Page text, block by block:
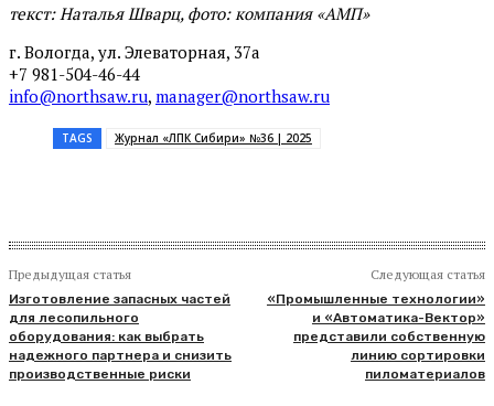
текст: Наталья Шварц, фото: компания «АМП»
г. Вологда, ул. Элеваторная, 37а
+7 981-504-46-44
info@northsaw.ru, manager@northsaw.ru
TAGS Журнал «ЛПК Сибири» №36 | 2025
Предыдущая статья
Изготовление запасных частей
для лесопильного
оборудования: как выбрать
надежного партнера и снизить
производственные риски
Следующая статья
«Промышленные технологии»
и «Автоматика-Вектор»
представили собственную
линию сортировки
пиломатериалов